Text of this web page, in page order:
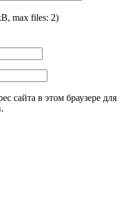
max files: 2)
сайта в этом браузере для